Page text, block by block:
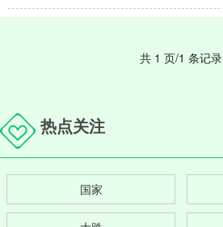
共 1 页/1 条记录
热点关注
国家